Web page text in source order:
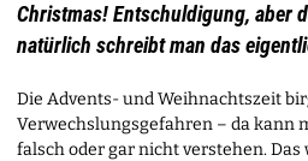
Christmas! Entschuldigung, aber
natürlich schreibt man das
Die Advents- und Weihnachtszeit
Verwechslungsgefahren – da kann
falsch oder gar nicht verstehen. Das